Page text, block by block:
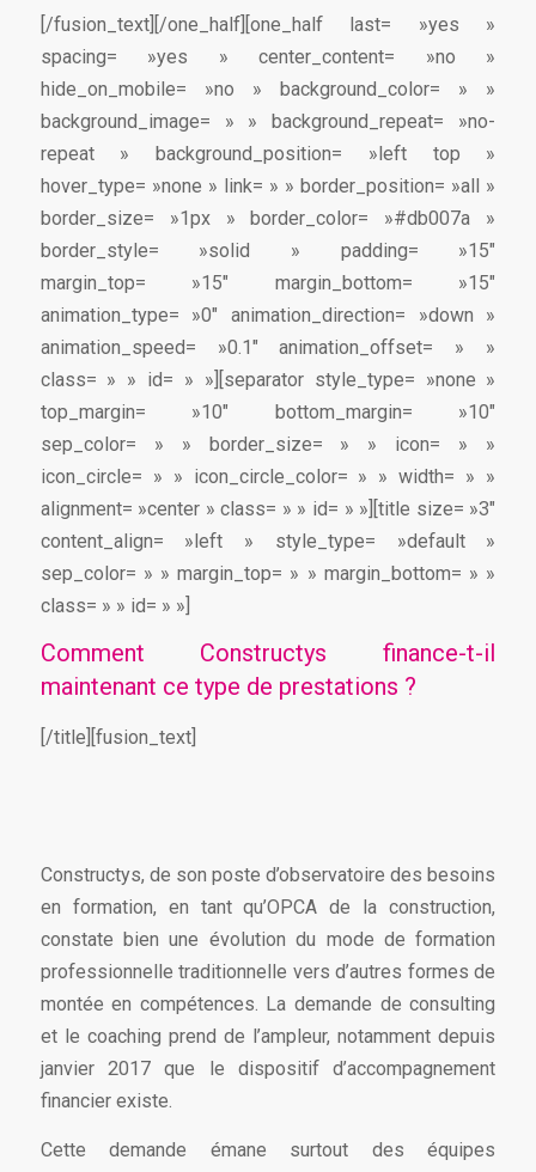
[/fusion_text][/one_half][one_half last= »yes »
spacing= »yes » center_content= »no »
hide_on_mobile= »no » background_color= » »
background_image= » » background_repeat= »no-
repeat » background_position= »left top »
hover_type= »none » link= » » border_position= »all »
border_size= »1px » border_color= »#db007a »
border_style= »solid » padding= »15″
margin_top= »15″ margin_bottom= »15″
animation_type= »0″ animation_direction= »down »
animation_speed= »0.1″ animation_offset= » »
class= » » id= » »][separator style_type= »none »
top_margin= »10″ bottom_margin= »10″
sep_color= » » border_size= » » icon= » »
icon_circle= » » icon_circle_color= » » width= » »
alignment= »center » class= » » id= » »][title size= »3″
content_align= »left » style_type= »default »
sep_color= » » margin_top= » » margin_bottom= » »
class= » » id= » »]
Comment Constructys finance-t-il
maintenant ce type de prestations ?
[/title][fusion_text]
Constructys, de son poste d’observatoire des besoins
en formation, en tant qu’OPCA de la construction,
constate bien une évolution du mode de formation
professionnelle traditionnelle vers d’autres formes de
montée en compétences. La demande de consulting
et le coaching prend de l’ampleur, notamment depuis
janvier 2017 que le dispositif d’accompagnement
financier existe.
Cette demande émane surtout des équipes